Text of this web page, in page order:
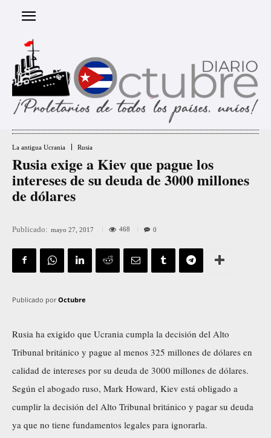
La antigua Ucrania Rusia
Rusia exige a Kiev que pague los
intereses de su deuda de 3000 millones
de dólares
Publicado: mayo 27, 2017 468 0
Publicado por Octubre
Rusia ha exigido que Ucrania cumpla la decisión del Alto
Tribunal británico y pague al menos 325 millones de dólares en
calidad de intereses por su deuda de 3000 millones de dólares.
Según el abogado ruso, Mark Howard, Kiev está obligado a
cumplir la decisión del Alto Tribunal británico y pagar su deuda
ya que no tiene fundamentos legales para ignorarla.